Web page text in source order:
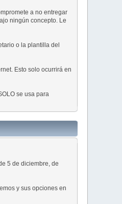
a no entregar
ningún concepto. Le
o la plantilla del
Esto solo ocurrirá en
se usa para
5 de diciembre, de
y sus opciones en